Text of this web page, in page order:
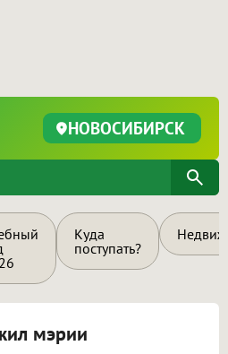
НОВОСИБИРСК
Куда
поступать?
мэрии